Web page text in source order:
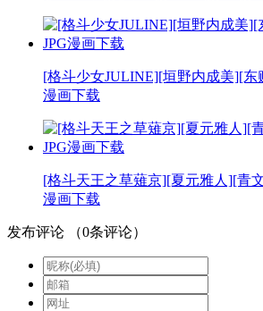
[格斗少女JULINE][垣野内成美][东
漫画下载
[格斗天王之草薙京][夏元雅人][青
漫画下载
发布评论 （0条评论）